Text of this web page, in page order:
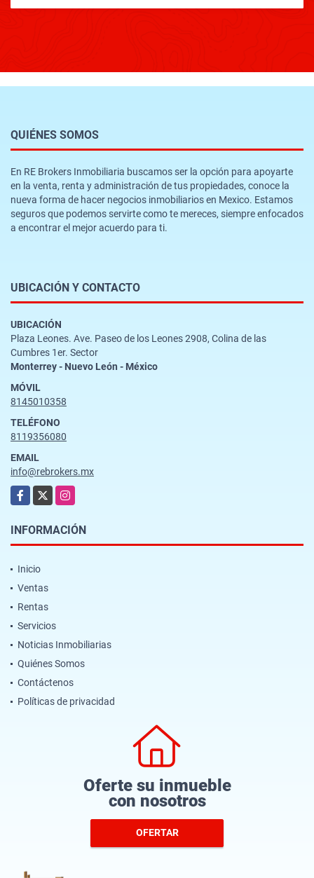
QUIÉNES SOMOS
En RE Brokers Inmobiliaria buscamos ser la opción para apoyarte
en la venta, renta y administración de tus propiedades, conoce la
nueva forma de hacer negocios inmobiliarios en Mexico. Estamos
seguros que podemos servirte como te mereces, siempre enfocados
a encontrar el mejor acuerdo para ti.
UBICACIÓN Y CONTACTO
UBICACIÓN
Plaza Leones. Ave. Paseo de los Leones 2908, Colina de las
Cumbres 1er. Sector
Monterrey - Nuevo León - México
MÓVIL
8145010358
TELÉFONO
8119356080
EMAIL
info@rebrokers.mx
Facebook
X Instagram
INFORMACIÓN
Inicio
Ventas
Rentas
Servicios
Noticias Inmobiliarias
Quiénes Somos
Contáctenos
Políticas de privacidad
Oferte su inmueble
con nosotros
OFERTAR